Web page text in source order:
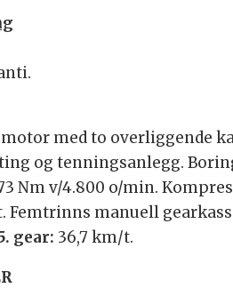
med to overliggende
og tenningsanlegg.
Nm v/4.800 o/min.
Femtrinns manuell
gear: 36,7 km/t.